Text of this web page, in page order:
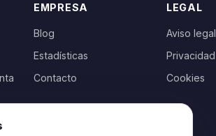
EMPRESA
Blog
Estadísticas
Contacto
LEGAL
Aviso legal
Privacidad
Cookies